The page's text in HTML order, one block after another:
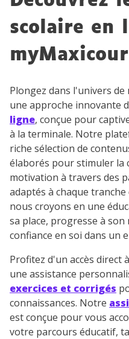
scolaire en
Plongez dans l'univers
une approche innovante
ligne, conçue pour
à la terminale. Notre
riche sélection de
élaborés pour stimuler la
motivation à travers des
adaptés à chaque
nous croyons en une
sa place, progresse à
confiance en soi dans un
Profitez d'un accès direct
une assistance
exercices et corrigés
connaissances. Notre
est conçue pour vous
votre parcours éducatif,